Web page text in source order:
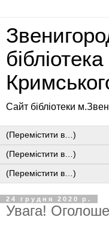
Сайт бібліотеки
24 грудня 2020 р.
Увага!